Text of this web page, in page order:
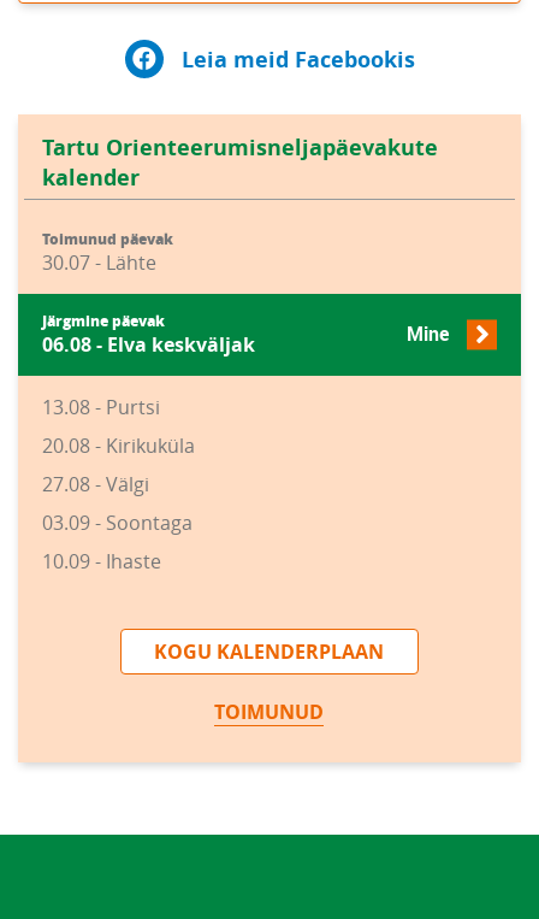
Leia meid Facebookis
Tartu Orienteerumisneljapäevakute
kalender
Toimunud päevak
30.07 - Lähte
Järgmine päevak
06.08 - Elva keskväljak Mine
13.08 - Purtsi
20.08 - Kirikuküla
27.08 - Välgi
03.09 - Soontaga
10.09 - Ihaste
KOGU KALENDERPLAAN
TOIMUNUD